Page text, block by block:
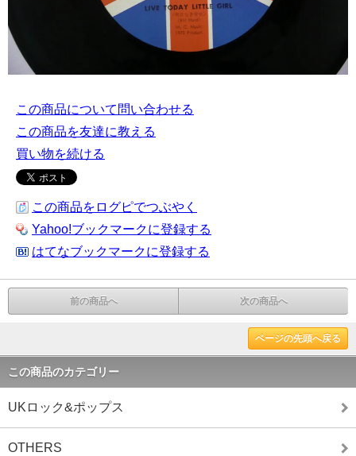
この商品について問い合わせる
この商品を友達に教える
買い物を続ける
この商品をログピでつぶやく
Yahoo!ブックマークに登録する
はてなブックマークに登録する
前の商品へ 次の商品へ
ページの先頭へ戻る
この商品のカテゴリー
UKロック&ポップス
OTHERS